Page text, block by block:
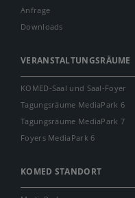
Anfrage
Downloads
VERANSTALTUNGSRÄUME
KOMED-Saal und Saal-Foyer
Tagungsräume MediaPark 6
Tagungsräume MediaPark 7
Foyers MediaPark 6
KOMED STANDORT